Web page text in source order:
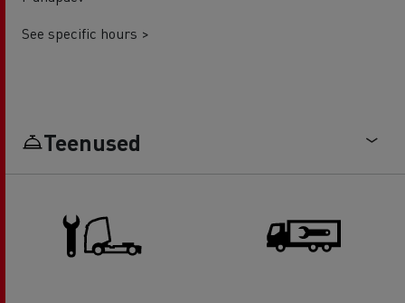
See specific hours >
Teenused